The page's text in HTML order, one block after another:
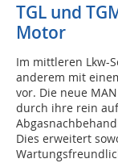
TGL und
Motor
Im mittleren Lkw-
anderem mit
vor. Die neue
durch ihre rein
Dies erweitert